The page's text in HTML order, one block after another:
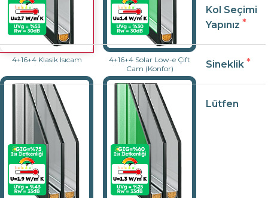
4+16+4 Klasik Isıcam
4+16+4 Solar Low-e Çift
Cam (Konfor)
Kol Seçimi
Yapınız
Sineklik
Lütfen